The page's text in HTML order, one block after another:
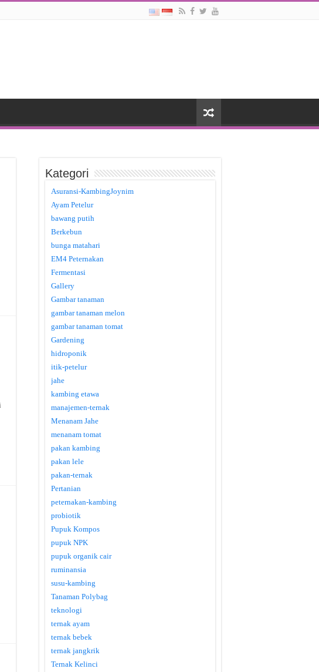
Kategori
Asuransi-KambingJoynim
Ayam Petelur
bawang putih
Berkebun
bunga matahari
EM4 Peternakan
Fermentasi
Gallery
Gambar tanaman
gambar tanaman melon
gambar tanaman tomat
Gardening
hidroponik
itik-petelur
jahe
kambing etawa
manajemen-ternak
Menanam Jahe
menanam tomat
pakan kambing
pakan lele
pakan-ternak
Pertanian
peternakan-kambing
probiotik
Pupuk Kompos
pupuk NPK
pupuk organik cair
ruminansia
susu-kambing
Tanaman Polybag
teknologi
ternak ayam
ternak bebek
ternak jangkrik
Ternak Kelinci